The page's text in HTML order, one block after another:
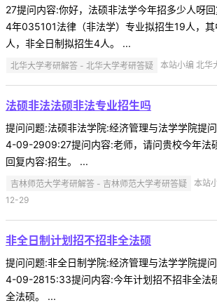
27提问内容:你好，法硕非法学今年招多少人呀
4年035101法律（非法学）专业拟招生19人，
人，非全日制拟招生4人。 ...
北华大学考研解答 - 北华大学考研答疑 本站小编 北
法硕非法法硕非法专业招生吗
提问问题:法硕非法学院:经济管理与法学学院提
4-09-2909:27提问内容:老师，请问贵校今年法
回复内容:招生。 ...
吉林师范大学考研解答 - 吉林师范大学考研答疑
本站
12-29
非全日制计划招不招非全法硕
提问问题:非全日制学院:经济管理与法学学院提
4-09-2815:33提问内容:今年计划招不招非全法
全法硕。 ...